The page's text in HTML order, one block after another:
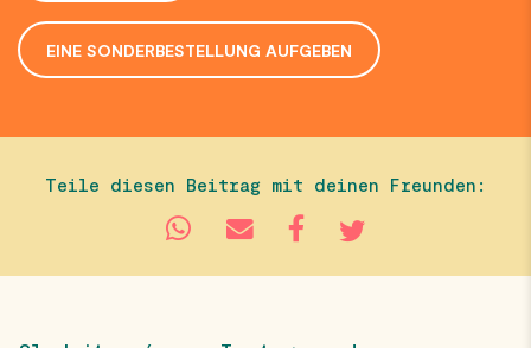
EINE SONDERBESTELLUNG AUFGEBEN
Teile diesen Beitrag mit deinen Freunden: